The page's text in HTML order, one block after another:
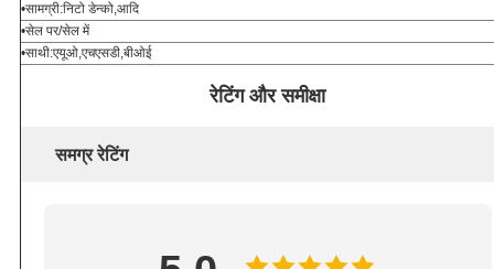
•सामग्री:निटो डेन्को,आदि
•सेल पर/सेल में
•साथी:एयूओ,एचएसडी,बीओई
रेटिंग और समीक्षा
समग्र रेटिंग